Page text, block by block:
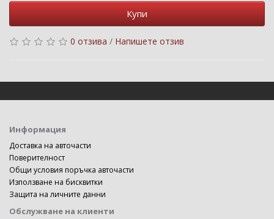
Купи
0 отзива / Напишете отзив
Информация
Доставка на авточасти
Поверителност
Общи условия поръчка авточасти
Използване на бисквитки
Защита на личните данни
Обслужване на клиенти